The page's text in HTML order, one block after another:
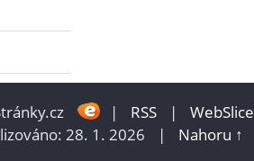
| RSS |
WebSlice
28. 1. 2026
| Nahoru ↑